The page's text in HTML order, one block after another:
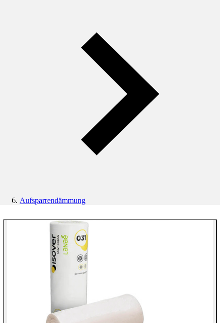
Aufsparrendämmung